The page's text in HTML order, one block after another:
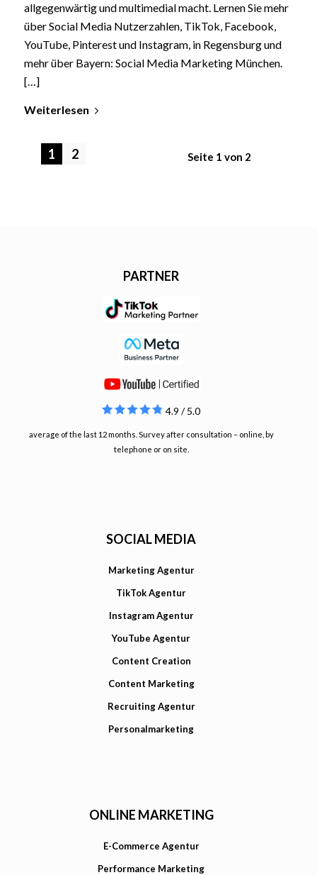
allgegenwärtig und multimedial macht. Lernen Sie mehr
über Social Media Nutzerzahlen, TikTok, Facebook,
YouTube, Pinterest und Instagram, in Regensburg und
mehr über Bayern: Social Media Marketing München.
[…]
Weiterlesen
Seite 1 von 2
1 2
PARTNER
4.9 / 5.0
average of the last 12 months. Survey after consultation – online, by
telephone or on site.
SOCIAL MEDIA
Marketing Agentur
TikTok Agentur
Instagram Agentur
YouTube Agentur
Content Creation
Content Marketing
Recruiting Agentur
Personalmarketing
ONLINE MARKETING
E-Commerce Agentur
Performance Marketing